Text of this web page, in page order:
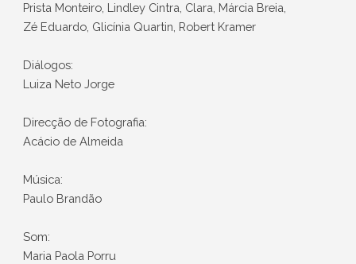
Prista Monteiro, Lindley Cintra, Clara, Márcia Breia,
Zé Eduardo, Glicínia Quartin, Robert Kramer
Diálogos:
Luiza Neto Jorge
Direcção de Fotografia:
Acácio de Almeida
Música:
Paulo Brandão
Som:
Maria Paola Porru